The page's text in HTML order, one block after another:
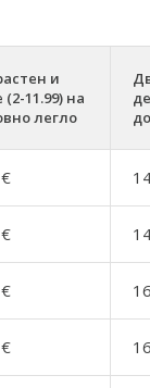
и
(2-11.99) на
легло